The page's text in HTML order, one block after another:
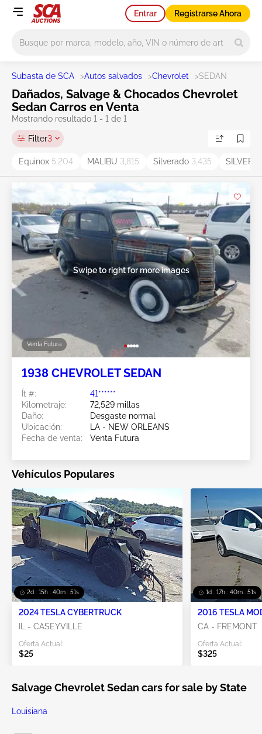
Entrar Registrarse Ahora
Subasta de SCA >Autos salvados >Chevrolet >SEDAN
Dañados, Salvage & Chocados Chevrolet
Sedan Carros en Venta
Mostrando resultado 1 - 1 de 1
Filter3
Equinox 5,204 MALIBU 3,815 Silverado 3,435
Venta Futura
Swipe to right for more images
1938 CHEVROLET SEDAN
Ít #:
41******
Kilometraje:
72,529 millas
Daño:
Desgaste normal
Ubicación:
LA - NEW ORLEANS
Fecha de venta:
Venta Futura
Vehículos Populares
2d : 15h : 40m : 50s
2024 TESLA CYBERTRUCK
IL - CASEYVILLE
Oferta Actual:
$25
1d : 17h : 40m : 50s
2016 TESLA
CA - FREMONT
Oferta Actual:
$325
Salvage Chevrolet Sedan cars for sale by State
Louisiana